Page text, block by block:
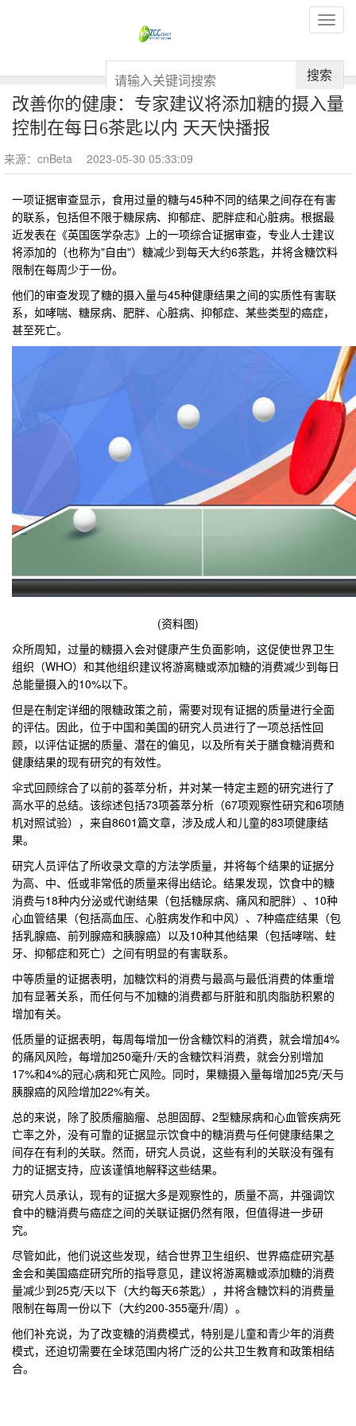
搜索
改善你的健康：专家建议将添加糖的摄入量
控制在每日6茶匙以内 天天快播报
来源：cnBeta 2023-05-30 05:33:09
一项证据审查显示，食用过量的糖与45种不同的结果之间存在有害
的联系，包括但不限于糖尿病、抑郁症、肥胖症和心脏病。根据最
近发表在《英国医学杂志》上的一项综合证据审查，专业人士建议
将添加的（也称为"自由"）糖减少到每天大约6茶匙，并将含糖饮料
限制在每周少于一份。
他们的审查发现了糖的摄入量与45种健康结果之间的实质性有害联
系，如哮喘、糖尿病、肥胖、心脏病、抑郁症、某些类型的癌症，
甚至死亡。
(资料图)
众所周知，过量的糖摄入会对健康产生负面影响，这促使世界卫生
组织（WHO）和其他组织建议将游离糖或添加糖的消费减少到每日
总能量摄入的10%以下。
但是在制定详细的限糖政策之前，需要对现有证据的质量进行全面
的评估。因此，位于中国和美国的研究人员进行了一项总括性回
顾，以评估证据的质量、潜在的偏见，以及所有关于膳食糖消费和
健康结果的现有研究的有效性。
伞式回顾综合了以前的荟萃分析，并对某一特定主题的研究进行了
高水平的总结。该综述包括73项荟萃分析（67项观察性研究和6项随
机对照试验），来自8601篇文章，涉及成人和儿童的83项健康结
果。
研究人员评估了所收录文章的方法学质量，并将每个结果的证据分
为高、中、低或非常低的质量来得出结论。结果发现，饮食中的糖
消费与18种内分泌或代谢结果（包括糖尿病、痛风和肥胖）、10种
心血管结果（包括高血压、心脏病发作和中风）、7种癌症结果（包
括乳腺癌、前列腺癌和胰腺癌）以及10种其他结果（包括哮喘、蛀
牙、抑郁症和死亡）之间有明显的有害联系。
中等质量的证据表明，加糖饮料的消费与最高与最低消费的体重增
加有显著关系，而任何与不加糖的消费都与肝脏和肌肉脂肪积累的
增加有关。
低质量的证据表明，每周每增加一份含糖饮料的消费，就会增加4%
的痛风风险，每增加250毫升/天的含糖饮料消费，就会分别增加
17%和4%的冠心病和死亡风险。同时，果糖摄入量每增加25克/天与
胰腺癌的风险增加22%有关。
总的来说，除了胶质瘤脑瘤、总胆固醇、2型糖尿病和心血管疾病死
亡率之外，没有可靠的证据显示饮食中的糖消费与任何健康结果之
间存在有利的关联。然而，研究人员说，这些有利的关联没有强有
力的证据支持，应该谨慎地解释这些结果。
研究人员承认，现有的证据大多是观察性的，质量不高，并强调饮
食中的糖消费与癌症之间的关联证据仍然有限，但值得进一步研
究。
尽管如此，他们说这些发现，结合世界卫生组织、世界癌症研究基
金会和美国癌症研究所的指导意见，建议将游离糖或添加糖的消费
量减少到25克/天以下（大约每天6茶匙），并将含糖饮料的消费量
限制在每周一份以下（大约200-355毫升/周）。
他们补充说，为了改变糖的消费模式，特别是儿童和青少年的消费
模式，还迫切需要在全球范围内将广泛的公共卫生教育和政策相结
合。